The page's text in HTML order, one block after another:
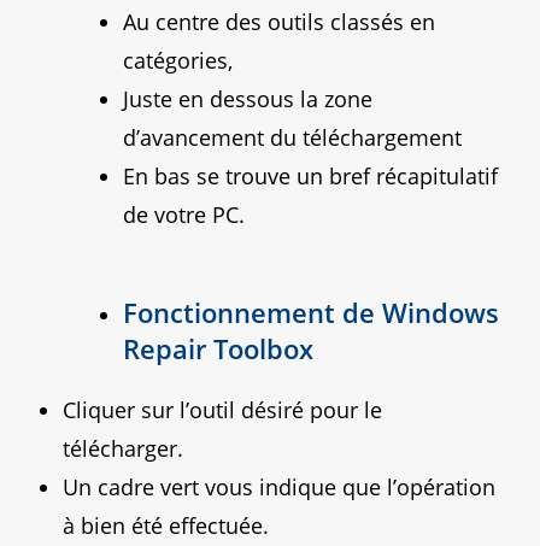
Au centre des outils classés en
catégories,
Juste en dessous la zone
d’avancement du téléchargement
En bas se trouve un bref récapitulatif
de votre PC.
Fonctionnement de Windows
Repair Toolbox
Cliquer sur l’outil désiré pour le
télécharger.
Un cadre vert vous indique que l’opération
à bien été effectuée.